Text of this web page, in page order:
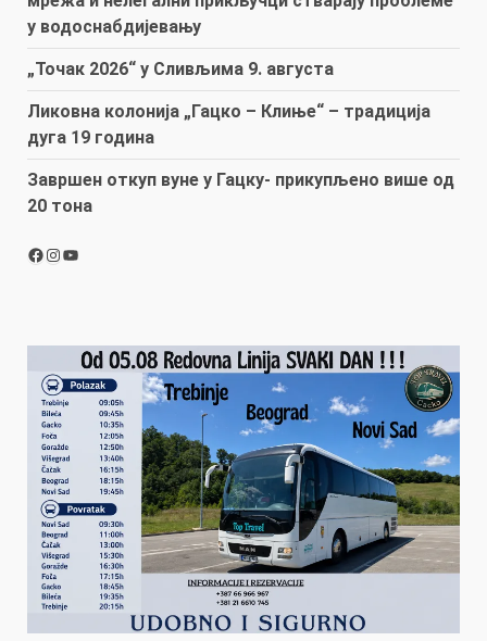
у водоснабдијевању
„Точак 2026“ у Сливљима 9. августа
Ликовна колонија „Гацко – Клиње“ – традиција
дуга 19 година
Завршен откуп вуне у Гацку- прикупљено више од
20 тона
Facebook
Instagram
YouTube